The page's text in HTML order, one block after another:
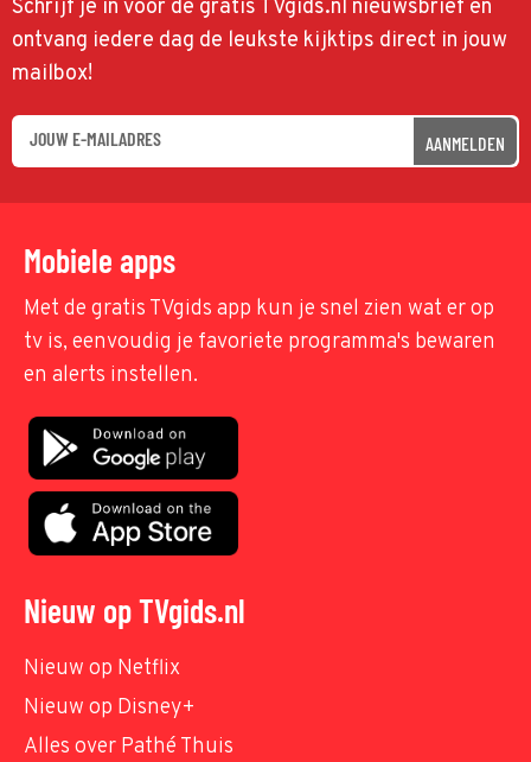
Schrijf je in voor de gratis TVgids.nl nieuwsbrief en
ontvang iedere dag de leukste kijktips direct in jouw
mailbox!
AANMELDEN
Mobiele apps
Met de gratis TVgids app kun je snel zien wat er op
tv is, eenvoudig je favoriete programma's bewaren
en alerts instellen.
Nieuw op TVgids.nl
Nieuw op Netflix
Nieuw op Disney+
Alles over Pathé Thuis